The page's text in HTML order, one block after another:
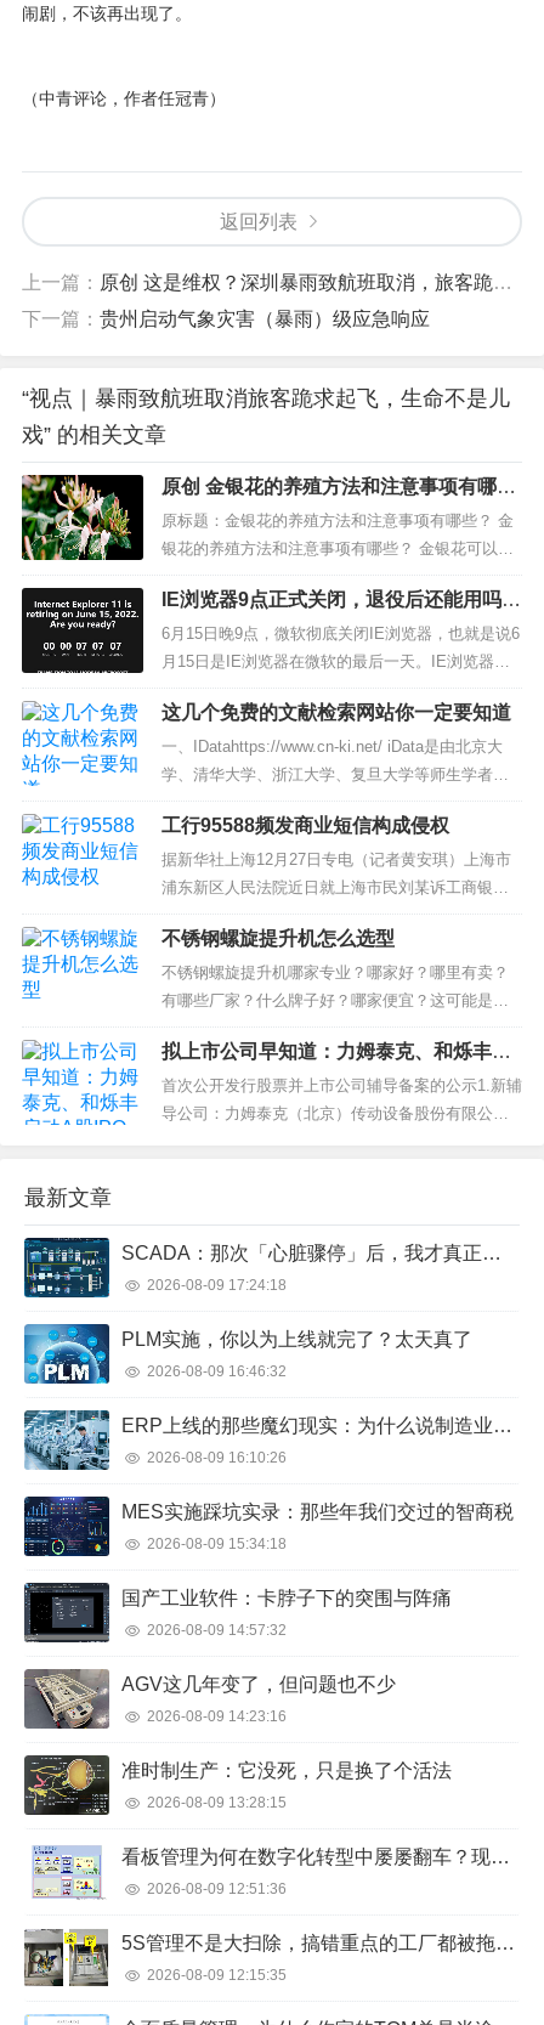
闹剧，不该再出现了。
（中青评论，作者任冠青）
返回列表
上一篇： 原创 这是维权？深圳暴雨致航班取消，旅客跪求起飞喊：我们要见领导
下一篇： 贵州启动气象灾害（暴雨）级应急响应
“视点｜暴雨致航班取消旅客跪求起飞，生命不是儿
戏” 的相关文章
原创 金银花的养殖方法和注意事项有哪
些？
原标题：金银花的养殖方法和注意事项有哪些？ 金
银花的养殖方法和注意事项有哪些？ 金银花可以养
在庭院，也可以作为盆栽养在阳台，给家居增添更
多的温馨和浪漫，而且金银花还可以泡茶喝，可以
说是一种集养生与和观赏于一体的花卉，很适合在
家来养，那如何来养呢？ 1、对...
IE浏览器9点正式关闭，退役后还能用吗？
附详细解读
6月15日晚9点，微软彻底关闭IE浏览器，也就是说6
月15日是IE浏览器在微软的最后一天。IE浏览器关
闭之后，仍然会留在我们的电脑上，那么退役的IE
浏览器还能用吗？ IE浏览器于2022年6月15日晚上9
点永久关闭，不过，在全球许多地区，大量企业和
用户仍然依赖IE浏览器来...
这几个免费的文献检索网站你一定要知道
一、IDatahttps://www.cn-ki.net/ iData是由北京大
学、清华大学、浙江大学、复旦大学等师生学者共
同筹建的用于教学、科研目的的公益互联网项目，
旨在促进知识的传播和最新学术科技的共享。iData
平台上所有信息均为公开发表的学术文献，由学者
自由上传，并提供有限的免费浏览...
工行95588频发商业短信构成侵权
据新华社上海12月27日专电（记者黄安琪）上海市
浦东新区人民法院近日就上海市民刘某诉工商银行
发送商业短信一案作出一审判决，被告工商银行应
该停止发送商业短信，进行书面赔礼道歉并赔偿原
告公证费1000元。 2011年6月，刘某为方便扣缴交
通违章罚款，办理了一张工商银行的牡丹畅通卡。
之...
不锈钢螺旋提升机怎么选型
不锈钢螺旋提升机哪家专业？哪家好？哪里有卖？
有哪些厂家？什么牌子好？哪家便宜？这可能是不
锈钢提升机采购人员最关心的问题，但是，作为不
锈钢螺旋提升机的生产厂家，我想告诉你的是：在
你找到这些个问题的答案之前，有一个问题你还是
要先解决：不锈钢螺旋提升机该怎么选型？ 不锈钢
拟上市公司早知道：力姆泰克、和烁丰启
动A股IPO辅导
首次公开发行股票并上市公司辅导备案的公示1.新辅
导公司：力姆泰克（北京）传动设备股份有限公司
块化组合设计理念，分布在全国已有10个办事处，
为国内外广大客户提供优质...
最新文章
SCADA：那次「心脏骤停」后，我才真正搞懂监控系统
2026-08-09 17:24:18
PLM实施，你以为上线就完了？太天真了
2026-08-09 16:46:32
ERP上线的那些魔幻现实：为什么说制造业选型就像找对象？
2026-08-09 16:10:26
MES实施踩坑实录：那些年我们交过的智商税
2026-08-09 15:34:18
国产工业软件：卡脖子下的突围与阵痛
2026-08-09 14:57:32
AGV这几年变了，但问题也不少
2026-08-09 14:23:16
准时制生产：它没死，只是换了个活法
2026-08-09 13:28:15
看板管理为何在数字化转型中屡屡翻车？现场亲历者的排雷手记
2026-08-09 12:51:36
5S管理不是大扫除，搞错重点的工厂都被拖垮了
2026-08-09 12:15:35